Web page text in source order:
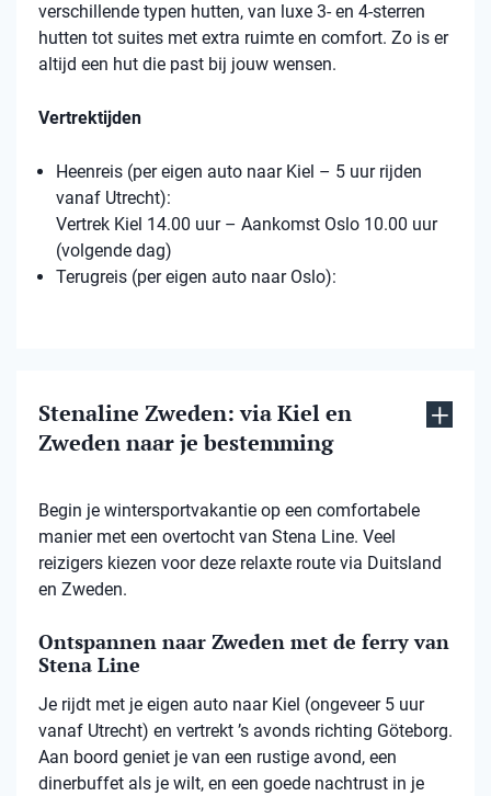
verschillende typen hutten, van luxe 3- en 4-sterren
hutten tot suites met extra ruimte en comfort. Zo is er
altijd een hut die past bij jouw wensen.
Vertrektijden
Heenreis (per eigen auto naar Kiel – 5 uur rijden
vanaf Utrecht):
Vertrek Kiel 14.00 uur – Aankomst Oslo 10.00 uur
(volgende dag)
Terugreis (per eigen auto naar Oslo):
Stenaline Zweden: via Kiel en
Zweden naar je bestemming
Begin je wintersportvakantie op een comfortabele
manier met een overtocht van Stena Line. Veel
reizigers kiezen voor deze relaxte route via Duitsland
en Zweden.
Ontspannen naar Zweden met de ferry van
Stena Line
Je rijdt met je eigen auto naar Kiel (ongeveer 5 uur
vanaf Utrecht) en vertrekt ’s avonds richting Göteborg.
Aan boord geniet je van een rustige avond, een
dinerbuffet als je wilt, en een goede nachtrust in je